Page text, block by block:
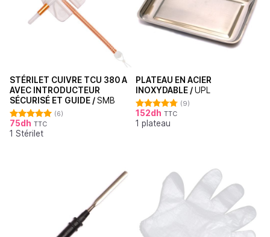
STÉRILET CUIVRE TCU 380 A
AVEC INTRODUCTEUR
SÉCURISÉ ET GUIDE /SMB
Note5.00
sur 5
(6)
75dh TTC
1 Stérilet
PLATEAU EN ACIER
INOXYDABLE /UPL
Note4.78
sur 5
(9)
152dh TTC
1 plateau